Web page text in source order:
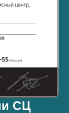
СЦ